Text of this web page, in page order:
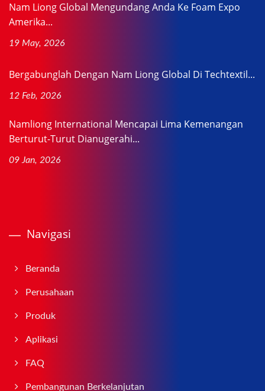
Nam Liong Global Mengundang Anda Ke Foam Expo
Amerika...
19 May, 2026
Bergabunglah Dengan Nam Liong Global Di Techtextil...
12 Feb, 2026
Namliong International Mencapai Lima Kemenangan
Berturut-Turut Dianugerahi...
09 Jan, 2026
Navigasi
Beranda
Perusahaan
Produk
Aplikasi
FAQ
Pembangunan Berkelanjutan